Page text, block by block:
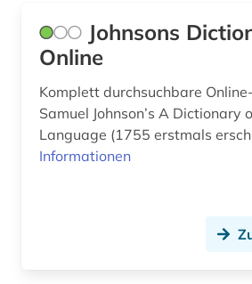
geschichte 1400-2015 (1)
geschichte 1500-1900 (1)
geschichte 1535-1820 (1)
Johnsons
Online
Komplett durchsuchbare
Samuel Johnson’s A Dictionary
Language (1755 erstmals
Informationen